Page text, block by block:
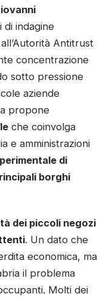
di indagine
Antitrust
concentrazione
sotto pressione
aziende
propone
che coinvolga
e amministrazioni
di
borghi
dei piccoli negozi
. Un dato che
economica, ma
il problema
Molti dei